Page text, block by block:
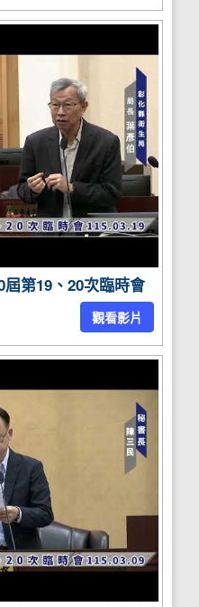
第19、20次臨時會
觀看影片